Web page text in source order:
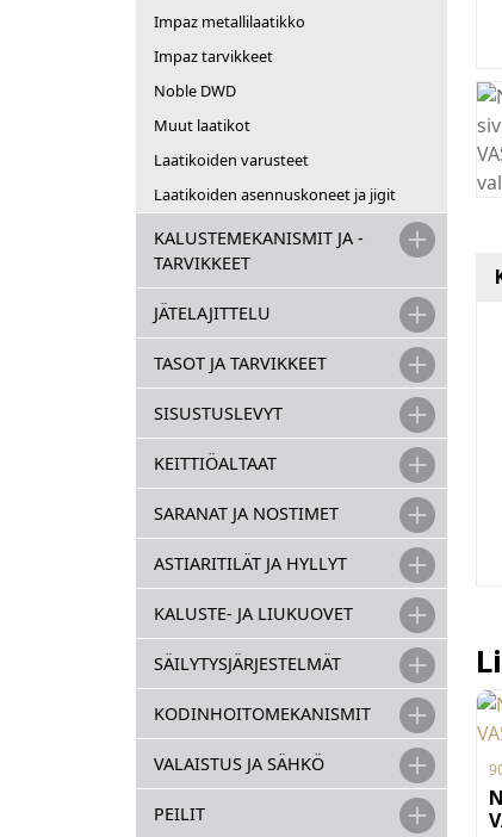
Impaz metallilaatikko
Impaz tarvikkeet
Noble DWD
Muut laatikot
Laatikoiden varusteet
Laatikoiden asennuskoneet ja jigit
KALUSTEMEKANISMIT JA -
TARVIKKEET
JÄTELAJITTELU
TASOT JA TARVIKKEET
SISUSTUSLEVYT
KEITTIÖALTAAT
SARANAT JA NOSTIMET
ASTIARITILÄT JA HYLLYT
KALUSTE- JA LIUKUOVET
SÄILYTYSJÄRJESTELMÄT
KODINHOITOMEKANISMIT
VALAISTUS JA SÄHKÖ
PEILIT